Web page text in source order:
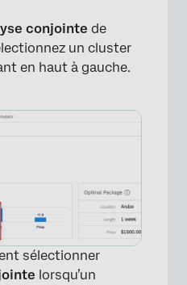
conjointe de
un cluster
en haut à gauche.
sélectionner
lorsqu’un